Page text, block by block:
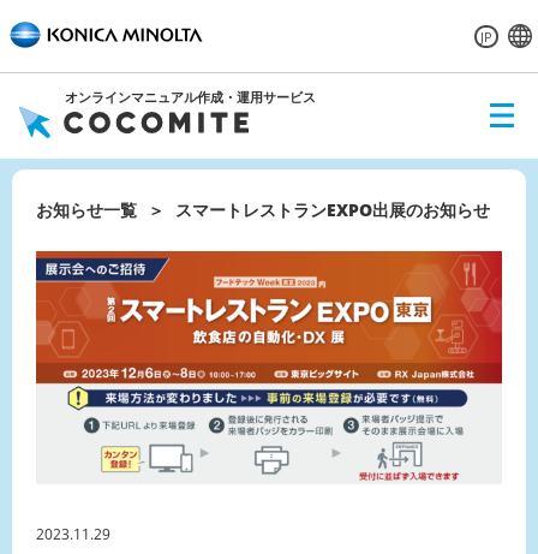
JP
オンラインマニュアル作成・運用サービス
ME
お知らせ一覧 スマートレストランEXPO出展のお知らせ
2023.11.29